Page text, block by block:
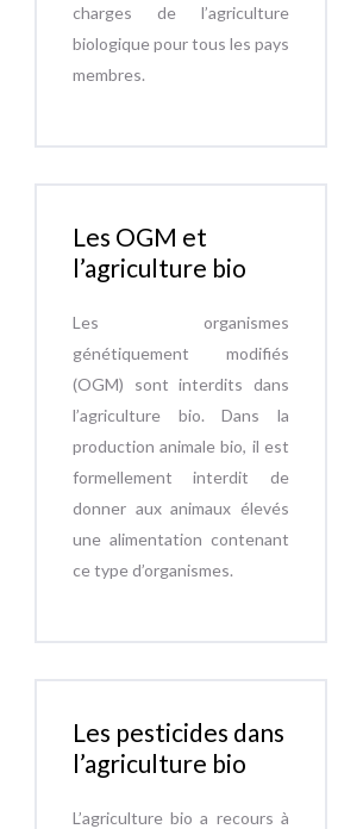
charges de l’agriculture
biologique pour tous les pays
membres.
Les OGM et
l’agriculture bio
Les organismes
génétiquement modifiés
(OGM) sont interdits dans
l’agriculture bio. Dans la
production animale bio, il est
formellement interdit de
donner aux animaux élevés
une alimentation contenant
ce type d’organismes.
Les pesticides dans
l’agriculture bio
L’agriculture bio a recours à